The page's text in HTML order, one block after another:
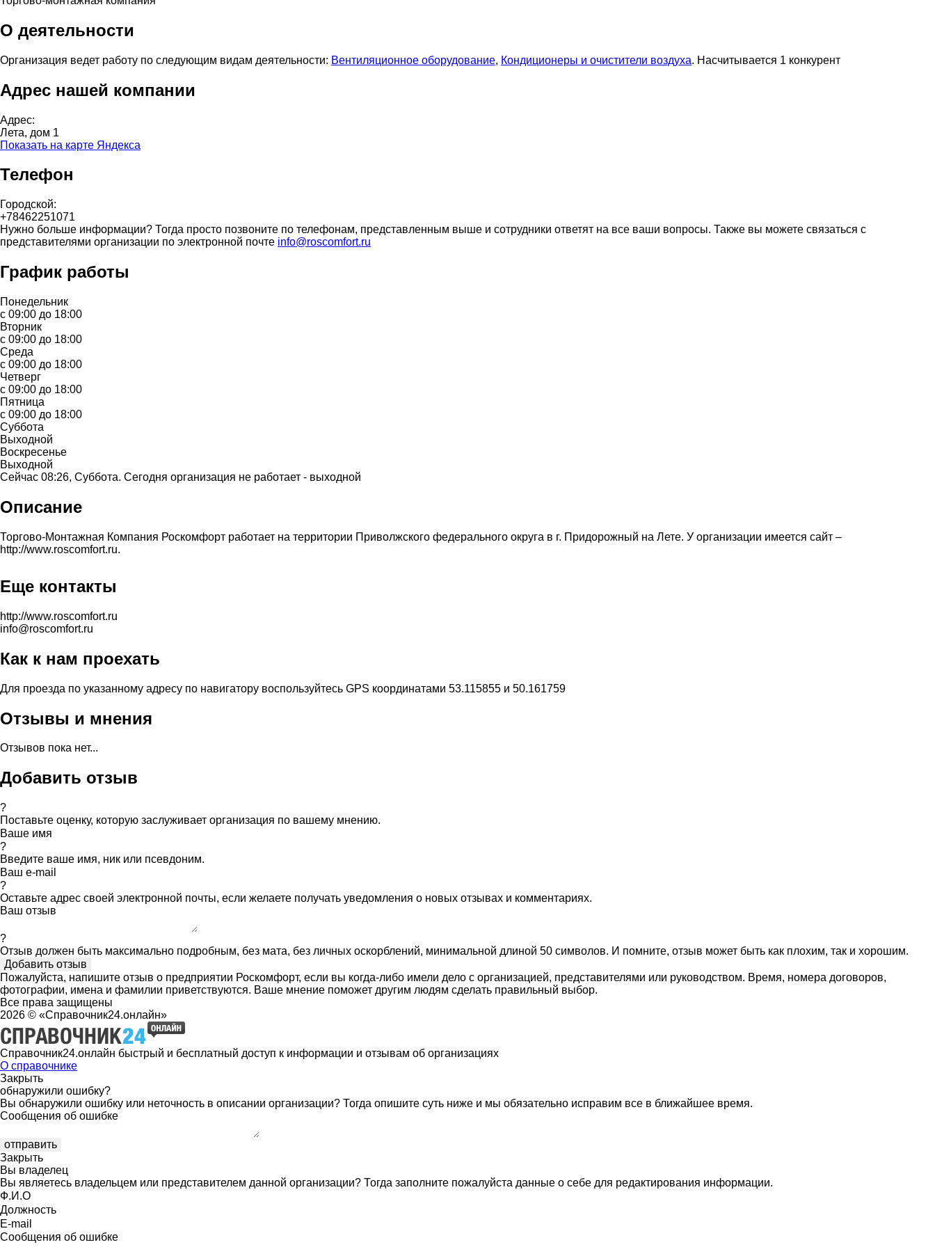
О деятельности
Организация ведет работу по следующим видам деятельности: Вентиляционное оборудование, Кондиционеры и очистители воздуха. Насчитывается 1 конкурент
Адрес нашей компании
Адрес:
Лета, дом 1
Показать на карте Яндекса
Телефон
Городской:
+78462251071
Нужно больше информации? Тогда просто позвоните по телефонам, представленным выше и сотрудники ответят на все ваши вопросы. Также вы можете связаться с
представителями организации по электронной почте info@roscomfort.ru
График работы
Понедельник
с 09:00 до 18:00
Вторник
с 09:00 до 18:00
Среда
с 09:00 до 18:00
Четверг
с 09:00 до 18:00
Пятница
с 09:00 до 18:00
Суббота
Выходной
Воскресенье
Выходной
Сейчас 08:26, Суббота. Сегодня организация не работает - выходной
Описание
Торгово-Монтажная Компания Роскомфорт работает на территории Приволжского федерального округа в г. Придорожный на Лете. У организации имеется сайт –
http://www.roscomfort.ru.
Еще контакты
http://www.roscomfort.ru
info@roscomfort.ru
Как к нам проехать
Для проезда по указанному адресу по навигатору воспользуйтесь GPS координатами 53.115855 и 50.161759
Отзывы и мнения
Отзывов пока нет...
Добавить отзыв
?
Поставьте оценку, которую заслуживает организация по вашему мнению.
Ваше имя
?
Введите ваше имя, ник или псевдоним.
Ваш e-mail
?
Оставьте адрес своей электронной почты, если желаете получать уведомления о новых отзывах и комментариях.
Ваш отзыв
?
Отзыв должен быть максимально подробным, без мата, без личных оскорблений, минимальной длиной 50 символов. И помните, отзыв может быть как плохим, так и хорошим.
Пожалуйста, напишите отзыв о предприятии Роскомфорт, если вы когда-либо имели дело с организацией, представителями или руководством. Время, номера договоров,
фотографии, имена и фамилии приветствуются. Ваше мнение поможет другим людям сделать правильный выбор.
Все права защищены
2026 © «Справочник24.онлайн»
Справочник24.онлайн быстрый и бесплатный доступ к информации и отзывам об организациях
О справочнике
Закрыть
обнаружили ошибку?
Вы обнаружили ошибку или неточность в описании организации? Тогда опишите суть ниже и мы обязательно исправим все в ближайшее время.
Сообщения об ошибке
Закрыть
Вы владелец
Вы являетесь владельцем или представителем данной организации? Тогда заполните пожалуйста данные о себе для редактирования информации.
Ф.И.О
Должность
E-mail
Сообщения об ошибке